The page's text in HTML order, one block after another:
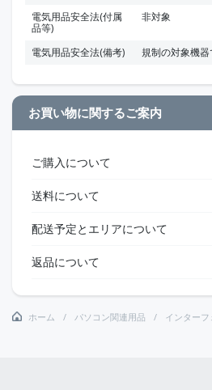
電気用品安全法(付属
品等)
非対象
電気用品安全法(備考) 規制の対象機
お買い物に関するご案内
ご購入について
送料について
配送予定とエリアについて
返品について
ホーム パソコン関連用品 インターフ